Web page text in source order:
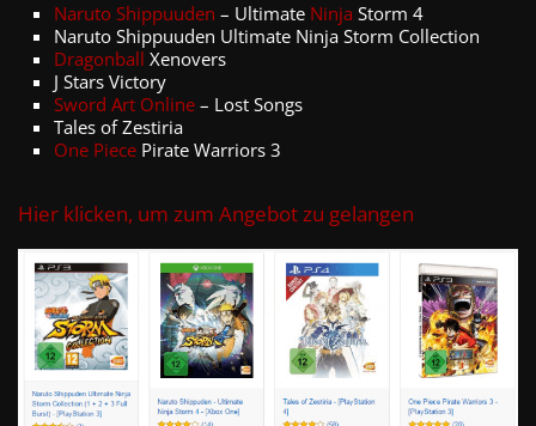
Naruto Shippuuden – Ultimate Ninja Storm 4
Naruto Shippuuden Ultimate Ninja Storm Collection
Dragonball Xenovers
J Stars Victory
Sword Art Online – Lost Songs
Tales of Zestiria
One Piece Pirate Warriors 3
Hier klicken, um zum Angebot zu gelangen